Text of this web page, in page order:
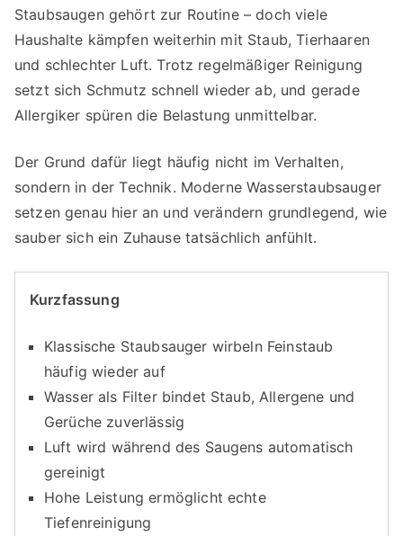
Staubsaugen gehört zur Routine – doch viele
Haushalte kämpfen weiterhin mit Staub, Tierhaaren
und schlechter Luft. Trotz regelmäßiger Reinigung
setzt sich Schmutz schnell wieder ab, und gerade
Allergiker spüren die Belastung unmittelbar.
Der Grund dafür liegt häufig nicht im Verhalten,
sondern in der Technik. Moderne Wasserstaubsauger
setzen genau hier an und verändern grundlegend, wie
sauber sich ein Zuhause tatsächlich anfühlt.
Kurzfassung
Klassische Staubsauger wirbeln Feinstaub
häufig wieder auf
Wasser als Filter bindet Staub, Allergene und
Gerüche zuverlässig
Luft wird während des Saugens automatisch
gereinigt
Hohe Leistung ermöglicht echte
Tiefenreinigung